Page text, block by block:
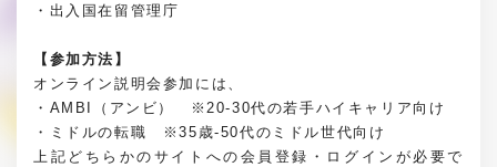
・出入国在留管理庁
【参加方法】
オンライン説明会参加には、
・AMBI（アンビ） ※20-30代の若手ハイキャリア向け
・ミドルの転職 ※35歳-50代のミドル世代向け
上記どちらかのサイトへの会員登録・ログインが必要で